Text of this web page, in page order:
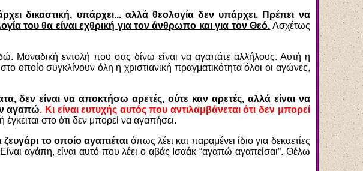
δικαστική, υπάρχει... αλλά θεολογία δεν υπάρχει. Πρέπει να
του θα είναι εχθρική για τον άνθρωπο και για τον Θεό. Ασχέτως
Μοναδική εντολή που σας δίνω είναι να αγαπάτε αλλήλους. Αυτή η
οποίο συγκλίνουν όλη η χριστιανική πραγματικότητα όλοι οι αγώνες,
δεν είναι να αποκτήσω αρετές, ούτε καν αρετές, αλλά είναι να
αγαπώ. Κι είναι ευτυχής αυτός που αντιλαμβάνεται ότι δεν μπορεί
στο ότι δεν μπορεί να αγαπήσει.
ζευγάρι το οποίο αγαπιέται όπως λέει και παραμένει ίδιο για δεκαετίες
Είναι αγάπη, είναι αυτό που λέει ο αβάς Ισαάκ “αγαπώ αγαπείσαι”. Θέλω